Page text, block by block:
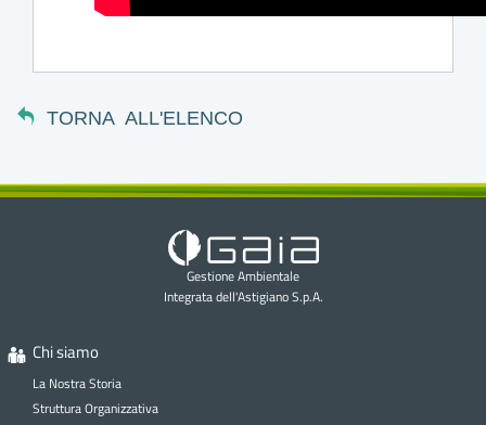
TORNA ALL'ELENCO
Gestione Ambientale
Integrata dell'Astigiano S.p.A.
Chi siamo
La Nostra Storia
Struttura Organizzativa